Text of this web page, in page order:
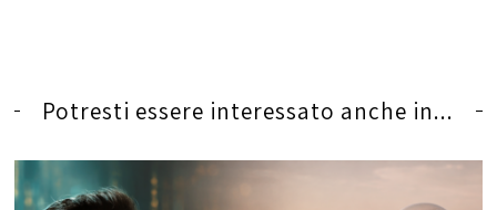
Potresti essere interessato anche in...